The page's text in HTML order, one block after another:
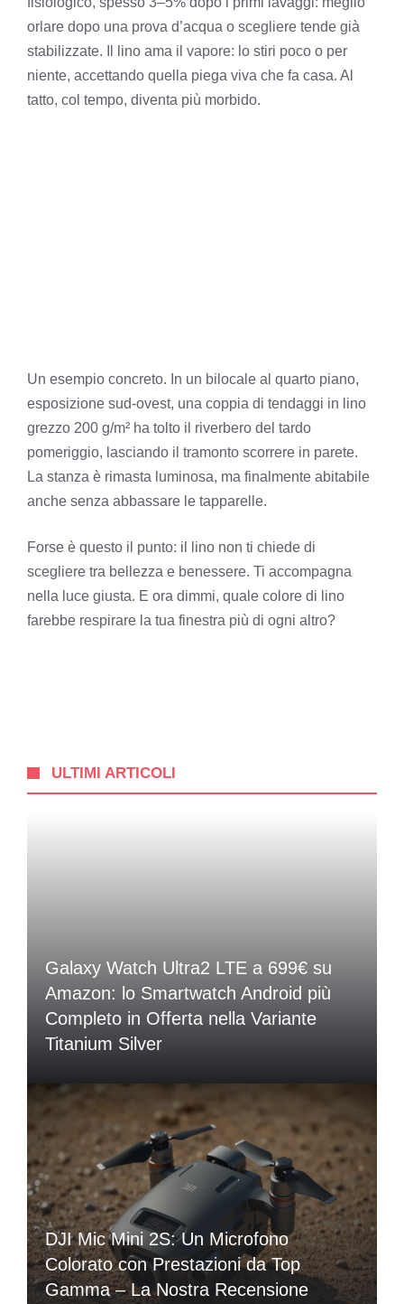
orlare dopo una prova d’acqua o scegliere tende già
stabilizzate. Il lino ama il vapore: lo stiri poco o per
niente, accettando quella piega viva che fa casa. Al
tatto, col tempo, diventa più morbido.
Un esempio concreto. In un bilocale al quarto piano,
esposizione sud-ovest, una coppia di tendaggi in lino
grezzo 200 g/m² ha tolto il riverbero del tardo
pomeriggio, lasciando il tramonto scorrere in parete.
La stanza è rimasta luminosa, ma finalmente abitabile
anche senza abbassare le tapparelle.
Forse è questo il punto: il lino non ti chiede di
scegliere tra bellezza e benessere. Ti accompagna
nella luce giusta. E ora dimmi, quale colore di lino
farebbe respirare la tua finestra più di ogni altro?
ULTIMI ARTICOLI
Galaxy Watch Ultra2 LTE a 699€ su
Amazon: lo Smartwatch Android più
Completo in Offerta nella Variante
Titanium Silver
DJI Mic Mini 2S: Un Microfono
Colorato con Prestazioni da Top
Gamma – La Nostra Recensione